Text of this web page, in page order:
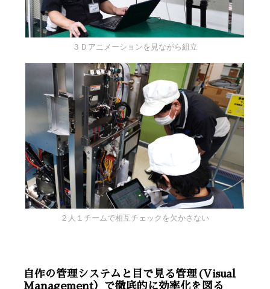
３Ｄアニメーションを見ながら組立
２人１チームで相互チェックを欠かさない
自作の管理システムと目で見る管理(Visual
Management）で徹底的に効率化を図る